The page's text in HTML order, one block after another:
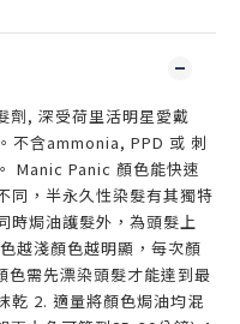
劑, 深受荷里活明星愛戴
不含ammonia, PPD 或 刺
Manic Panic 顏色能快速
同，半永久性染髮有其獨特
時焗油護髮外，為頭髮上
越淺顏色越明顯，每次顏
需先漂染頭髮才能達到最
乾 2. 適量將顏色焗油均混